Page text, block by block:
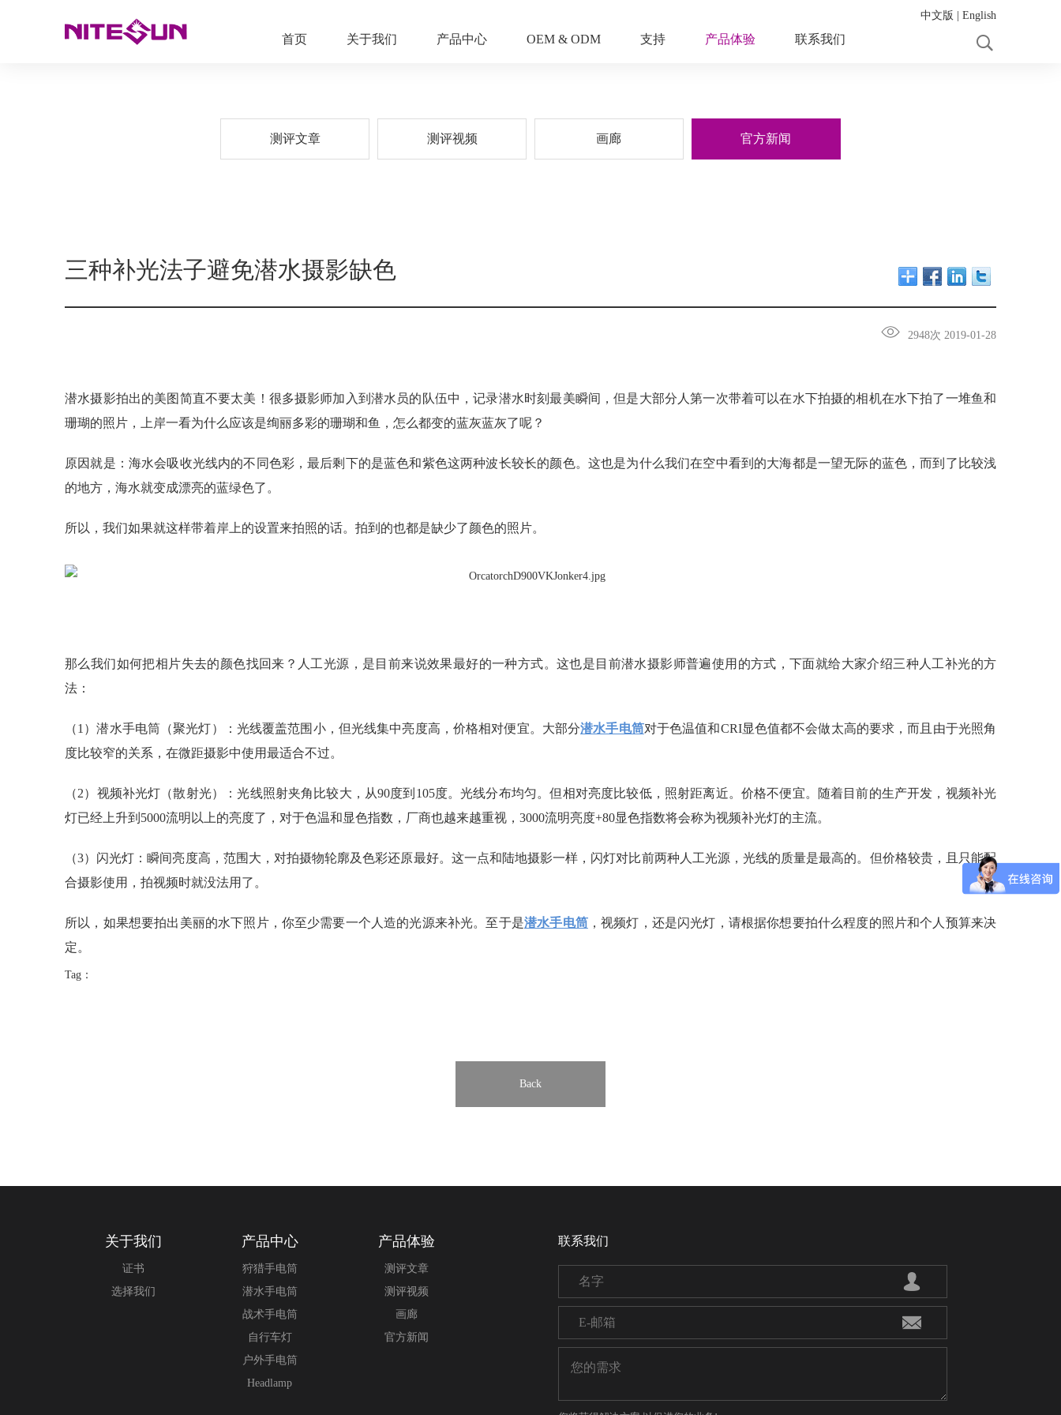
首页 关于我们 产品中心 OEM & ODM 支持 产品体验 联系我们
中文版 English
测评文章 测评视频 画廊 官方新闻
三种补光法子避免潜水摄影缺色
2948次 2019-01-28
潜水摄影拍出的美图简直不要太美！很多摄影师加入到潜水员的队伍中，记录潜水时刻最美瞬间，但是大部分人第一次带着可以在水下拍摄的相机在水下拍了一堆鱼和
珊瑚的照片，上岸一看为什么应该是绚丽多彩的珊瑚和鱼，怎么都变的蓝灰蓝灰了呢？
原因就是：海水会吸收光线内的不同色彩，最后剩下的是蓝色和紫色这两种波长较长的颜色。这也是为什么我们在空中看到的大海都是一望无际的蓝色，而到了比较浅
的地方，海水就变成漂亮的蓝绿色了。
所以，我们如果就这样带着岸上的设置来拍照的话。拍到的也都是缺少了颜色的照片。
那么我们如何把相片失去的颜色找回来？人工光源，是目前来说效果最好的一种方式。这也是目前潜水摄影师普遍使用的方式，下面就给大家介绍三种人工补光的方
法：
（1）潜水手电筒（聚光灯）：光线覆盖范围小，但光线集中亮度高，价格相对便宜。大部分潜水手电筒对于色温值和CRI显色值都不会做太高的要求，而且由于光照角
度比较窄的关系，在微距摄影中使用最适合不过。
（2）视频补光灯（散射光）：光线照射夹角比较大，从90度到105度。光线分布均匀。但相对亮度比较低，照射距离近。价格不便宜。随着目前的生产开发，视频补光
灯已经上升到5000流明以上的亮度了，对于色温和显色指数，厂商也越来越重视，3000流明亮度+80显色指数将会称为视频补光灯的主流。
（3）闪光灯：瞬间亮度高，范围大，对拍摄物轮廓及色彩还原最好。这一点和陆地摄影一样，闪灯对比前两种人工光源，光线的质量是最高的。但价格较贵，且只能配
合摄影使用，拍视频时就没法用了。
所以，如果想要拍出美丽的水下照片，你至少需要一个人造的光源来补光。至于是潜水手电筒，视频灯，还是闪光灯，请根据你想要拍什么程度的照片和个人预算来决
定。
Tag：
Back
关于我们
证书
选择我们
产品中心
狩猎手电筒
潜水手电筒
战术手电筒
自行车灯
户外手电筒
Headlamp
产品体验
测评文章
测评视频
画廊
官方新闻
联系我们